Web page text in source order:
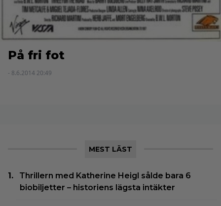
På fri fot
- 8.6.2014 20:49
MEST LÄST
Thrillern med Katherine Heigl sålde bara 6
biobiljetter – historiens lägsta intäkter